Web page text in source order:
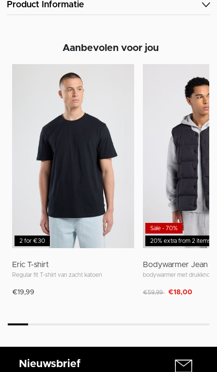
Product Informatie
Aanbevolen voor jou
2 for €30
Eric T-shirt
Regular fit T-shirt van zacht katoen
€19,99
20% extra from 2 items
Sale - 70%
Bodywarmer Jean
Afgeprijsd van
€59,99 naar
€18,00
Nieuwsbrief